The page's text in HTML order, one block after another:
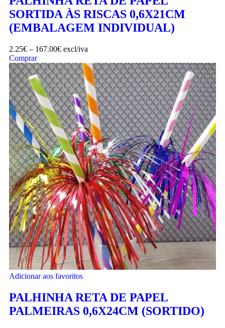
SORTIDA ÀS RISCAS 0,6X21CM
(EMBALAGEM INDIVIDUAL)
2.25€ – 167.00€ excl/iva
Comprar
Adicionar aos favoritos
PALHINHA RETA DE PAPEL
PALMEIRAS 0,6X24CM (SORTIDO)